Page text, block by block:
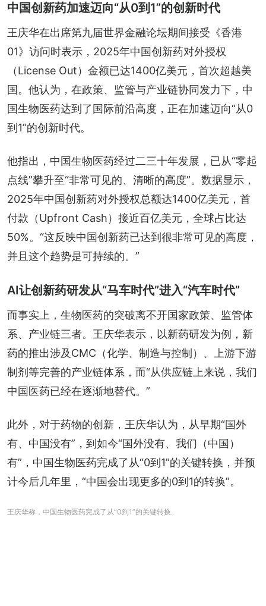
中国创新药加速迈向“从0到1”的创新时代
王庆华在出席第九届世界金融论坛期间接受《香港
01》访问时表示，2025年中国创新药对外授权
（License Out）金额已达1400亿美元，首次超越美
国。他认为，在政策、监管与产业链协同发力下，中
国生物医药达到了国际前沿高度，正在加速迈向“从0
到1”的创新时代。
他指出，中国生物医药经过二三十年发展，已从“零起
点线”攀升至“非常可见的、清晰的高度”。数据显示，
2025年中国创新药对外授权总额达1400亿美元，首
付款（Upfront Cash）接近百亿美元，全球占比达
50%。“这反映中国创新药已达到很非常可见的高度，
并且这个趋势是可持续的。”
AI让创新药研发从“马车时代”进入“汽车时代”
而事实上，生物医药的突破离不开国家政策、监管体
系、产业链三者。王庆华表示，以新药研发为例，新
药的推出涉及CMC（化学、制造与控制）、上游下游
制剂等完善的产业链体系，而“从供应链上来说，我们
中国医药已经在逐渐地替代。”
此外，对于药物的创新，王庆华认为，从早期“国外
有、中国没有”，到如今“国外没有、我们（中国）
有”，中国生物医药完成了从“0到1”的关键转换，并预
计今后几年里，“中国会出现更多的0到1的转换”。
王庆华称，中国生物医药完成了从“0到1”的关键转换。